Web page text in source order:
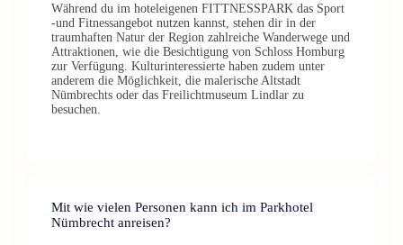
Während du im hoteleigenen FITTNESSPARK das Sport
-und Fitnessangebot nutzen kannst, stehen dir in der
traumhaften Natur der Region zahlreiche Wanderwege und
Attraktionen, wie die Besichtigung von Schloss Homburg
zur Verfügung. Kulturinteressierte haben zudem unter
anderem die Möglichkeit, die malerische Altstadt
Nümbrechts oder das Freilichtmuseum Lindlar zu
besuchen.
Mit wie vielen Personen kann ich im Parkhotel
Nümbrecht anreisen?